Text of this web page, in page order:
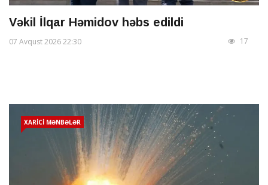
Vəkil İlqar Həmidov həbs edildi
07 Avqust 2026 22:30 17
XARİCİ MƏNBƏLƏR